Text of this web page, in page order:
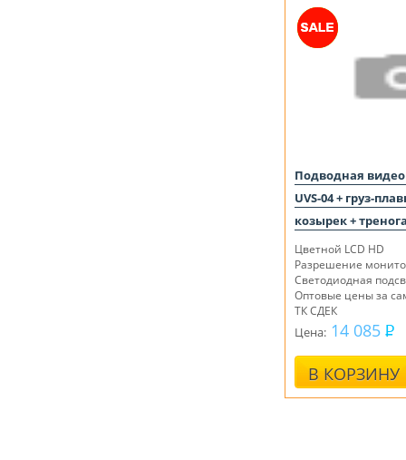
Подводная
UVS-04 + груз-
козырек +
Цветной LCD HD
Разрешение
Светодиодная
Оптовые цены за
ТК СДЕК
Цена: 14 085
В КОРЗИНУ